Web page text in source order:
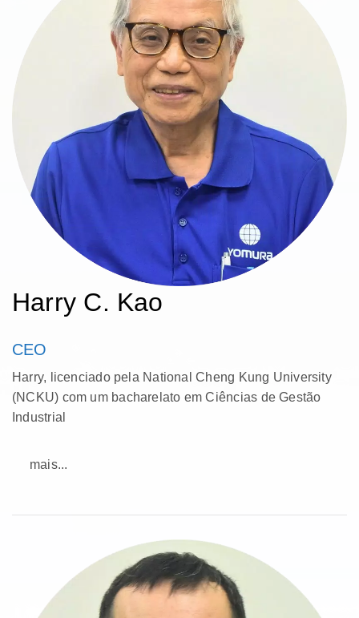
a conceber a sua própria máquina de moldagem
por injeção vertical e máquina de moldagem por
sopro de tubos de PVC, servindo os mercados de
Taiwan e da China. Leon estabeleceu-se como um
especialista altamente respeitado na área de
design e engenharia de moldes plásticos.
Como fundador visionário da Yomura Technologies,
a sua busca inabalável pela inovação levou a
empresa a alcançar o reconhecimento e a
confiança globais. Sob a sua liderança, a Yomura
Technologies ultrapassou consistentemente os
limites do avanço tecnológico, ganhando ampla
aclamação.
Harry C. Kao
CEO
Harry, licenciado pela National Cheng Kung University
(NCKU) com um bacharelato em Ciências de Gestão
Industrial
mais...
PHICO-FORD, ganhando uma valiosa experiência
na supervisão de operações e na otimização de
processos. Mais tarde, transitou para a Tarns World
Electronic (TWE), onde assumiu a função de